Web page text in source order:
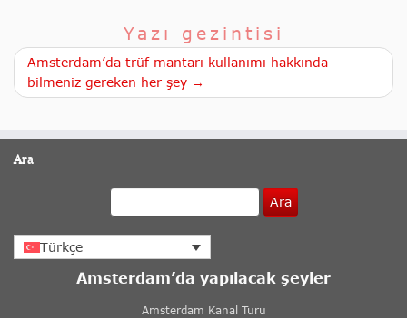
Yazı gezintisi
Amsterdam’da trüf mantarı kullanımı hakkında
bilmeniz gereken her şey →
Ara
Ara
Türkçe
Amsterdam’da yapılacak şeyler
Amsterdam Kanal Turu